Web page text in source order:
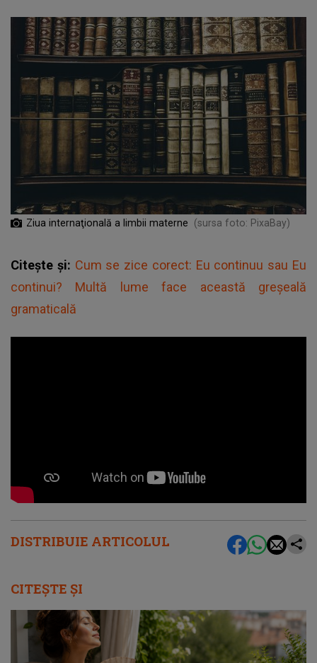
DISTRIBUIE ARTICOLUL
Ziua internaţională a limbii materne (sursa foto: PixaBay)
Citește și: Cum se zice corect: Eu continuu sau Eu
continui? Multă lume face această greșeală
gramaticală
CITEȘTE ȘI